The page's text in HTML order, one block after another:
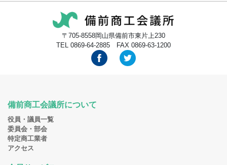
〒705-8558岡山県備前市東片上230
TEL 0869-64-2885 FAX 0869-63-1200
備前商工会議所について
役員・議員一覧
委員会・部会
特定商工業者
アクセス